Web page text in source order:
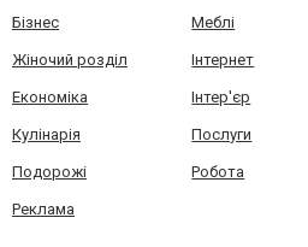
Бізнес Меблі
Жіночий розділ Інтернет
Економіка Інтер'єр
Кулінарія Послуги
Подорожі Робота
Реклама